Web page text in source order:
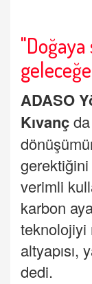
"Doğaya
ADASO
Kıvanç
verimli
karbon
teknolojiyi
altyapısı,
dedi.